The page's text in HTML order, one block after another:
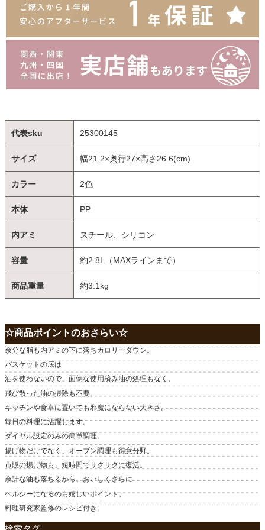
代表sku 25300145
サイズ 幅21.2×奥行27×高さ26.6(cm)
カラー 2色
本体 PP
内アミ スチール、シリコン
容量 約2.8L（MAXラインまで）
商品重量 約3.1kg
☆商品ポイントのおさらい☆
余分な脂も内アミの下に落ちカロリーダウン。
バスケットの底は
油を使わないので、面倒な使用済み油の処理もなく、
飛び散った油の掃除も不要。
キッチンや食卓に置いても邪魔にならない大きさ。
毎日の料理に活躍します。
ダイヤル設定のみの簡単調理。
揚げ物だけでなく、オーブン調理も得意分野。
市販の揚げ物も、短時間でサクサクに復活。
余計な油も落ちるから、おいしくさらに
ヘルシーになるのも嬉しいポイント。
料理研究家監修のレシピ付き。